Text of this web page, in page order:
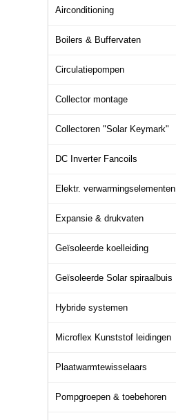
Airconditioning
Boilers & Buffervaten
Circulatiepompen
Collector montage
Collectoren "Solar Keymark"
DC Inverter Fancoils
Elektr. verwarmingselementen
Expansie & drukvaten
Geïsoleerde koelleiding
Geïsoleerde Solar spiraalbuis
Hybride systemen
Microflex Kunststof leidingen
Plaatwarmtewisselaars
Pompgroepen & toebehoren